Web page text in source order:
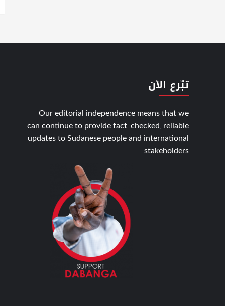
تبّرع الأن
Our editorial independence means that we
can continue to provide fact-checked, reliable
updates to Sudanese people and international
stakeholders.